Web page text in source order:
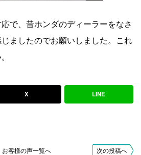
で、昔ホンダのディーラーをなさ
ましたのでお願いしました。これ
X LINE
お客様の声一覧へ 次の投稿へ
ピーカーズ町田店 買取事例 】
例9
買取事例7
お客様の声